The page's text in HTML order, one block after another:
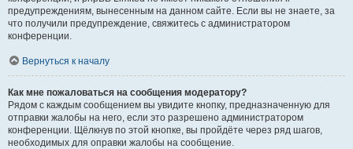
предупреждениям, вынесенным на данном сайте. Если вы не знаете, за
что получили предупреждение, свяжитесь с администратором
конференции.
Вернуться к началу
Как мне пожаловаться на сообщения модератору?
Рядом с каждым сообщением вы увидите кнопку, предназначенную для
отправки жалобы на него, если это разрешено администратором
конференции. Щёлкнув по этой кнопке, вы пройдёте через ряд шагов,
необходимых для оправки жалобы на сообщение.